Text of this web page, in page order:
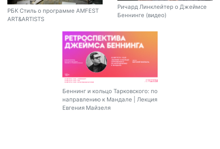
РБК Стиль о программе AMFEST
ART&ARTISTS
Ричард Линклейтер о Джеймсе
Беннинге (видео)
Беннинг и кольцо Тарковского: по
направлению к Мандале | Лекция
Евгения Майзеля